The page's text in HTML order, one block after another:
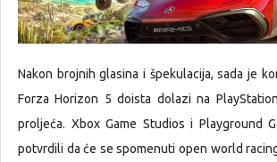
Nakon brojnih glasina i špekulacija, sada je
Forza Horizon 5 doista dolazi na
proljeća. Xbox Game Studios i Playground
potvrdili da će se spomenuti open world